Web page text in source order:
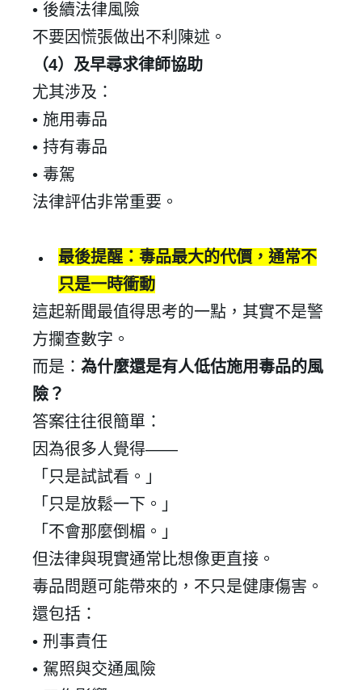
• 後續法律風險
不要因慌張做出不利陳述。
（4）及早尋求律師協助
尤其涉及：
• 施用毒品
• 持有毒品
• 毒駕
法律評估非常重要。
最後提醒：毒品最大的代價，通常不
只是一時衝動
這起新聞最值得思考的一點，其實不是警
方攔查數字。
而是： 為什麼還是有人低估施用毒品的風
險？
答案往往很簡單：
因為很多人覺得——
「只是試試看。」
「只是放鬆一下。」
「不會那麼倒楣。」
但法律與現實通常比想像更直接。
毒品問題可能帶來的，不只是健康傷害。
還包括：
• 刑事責任
• 駕照與交通風險